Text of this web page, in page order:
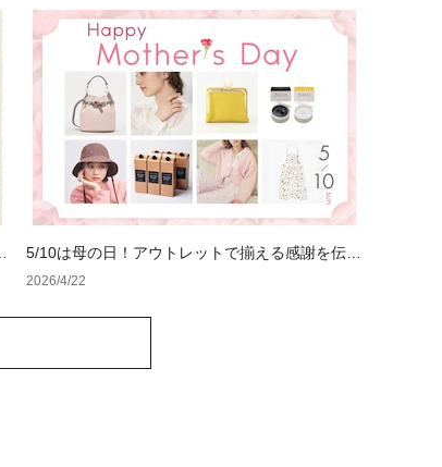
5/10は母の日！アウトレットで揃える感謝を伝え
るギフト特集
2026/4/22